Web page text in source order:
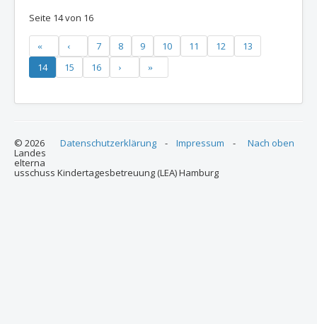
Seite 14 von 16
7 8 9 10 11 12
13
14
15 16
Nach oben
Datenschutzerklärung - Impressum -
© 2026
Landes
elterna
usschuss Kindertagesbetreuung (LEA) Hamburg